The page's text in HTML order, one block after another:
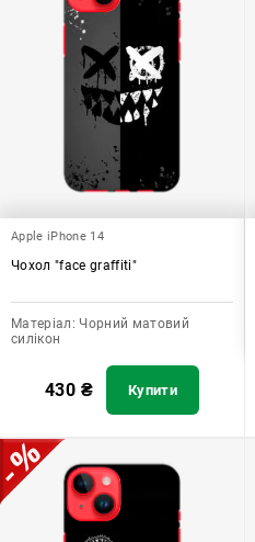
Apple iPhone 14
Чохол "face graffiti"
Матеріал: Чорний матовий
силікон
430 ₴ Купити